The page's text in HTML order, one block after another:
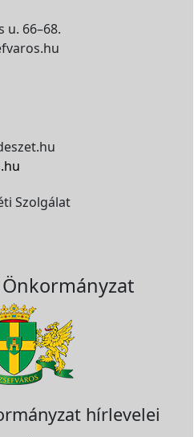
u. 66–68.
Szolgálat
Önkormányzat
hírlevelei